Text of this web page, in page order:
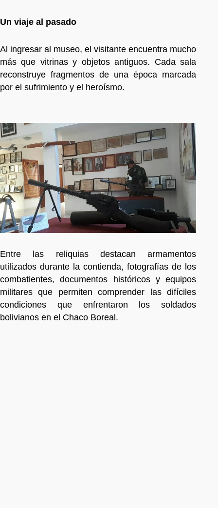
Un viaje al pasado
Al ingresar al museo, el visitante encuentra mucho
más que vitrinas y objetos antiguos. Cada sala
reconstruye fragmentos de una época marcada
por el sufrimiento y el heroísmo.
Entre las reliquias destacan armamentos
utilizados durante la contienda, fotografías de los
combatientes, documentos históricos y equipos
militares que permiten comprender las difíciles
condiciones que enfrentaron los soldados
bolivianos en el Chaco Boreal.